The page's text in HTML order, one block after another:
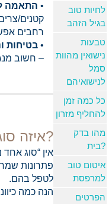
לחיות טוב
בגיל הזהב
טבעות
נישואין מהוות
סמל
לנישואיהם
כל כמה זמן
להחליף מזרון
מהו בדק
בית?
איטום טוב
למרפסת
הפרטים
התאמה
קטנים/
רחבים
בטיחות
– חשוב
איזה סוגים מתאימים למטבח?
אין “סוג
פתרונות
לטפל בהם.
הנה כמה